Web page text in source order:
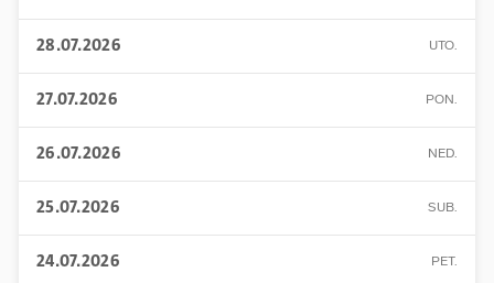
28.07.2026 UTO.
27.07.2026 PON.
26.07.2026 NED.
25.07.2026 SUB.
24.07.2026 PET.